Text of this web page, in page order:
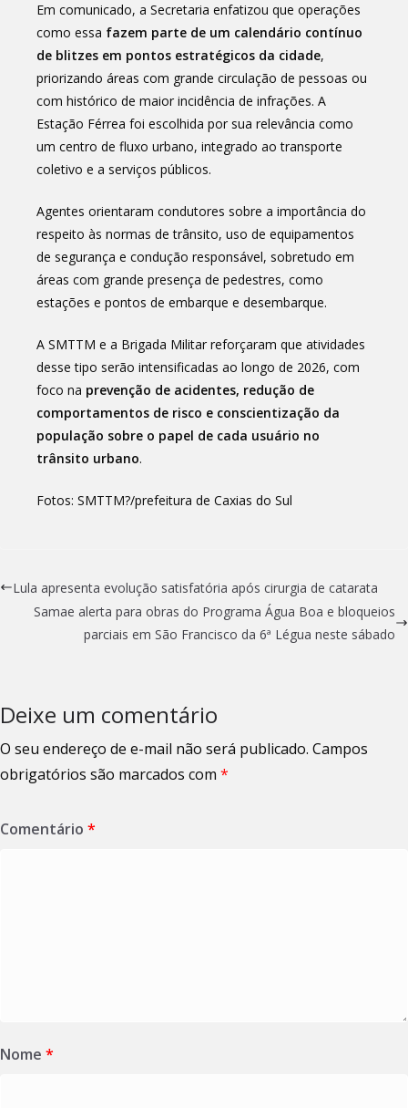
Em comunicado, a Secretaria enfatizou que operações
como essa fazem parte de um calendário contínuo
de blitzes em pontos estratégicos da cidade,
priorizando áreas com grande circulação de pessoas ou
com histórico de maior incidência de infrações. A
Estação Férrea foi escolhida por sua relevância como
um centro de fluxo urbano, integrado ao transporte
coletivo e a serviços públicos.
Agentes orientaram condutores sobre a importância do
respeito às normas de trânsito, uso de equipamentos
de segurança e condução responsável, sobretudo em
áreas com grande presença de pedestres, como
estações e pontos de embarque e desembarque.
A SMTTM e a Brigada Militar reforçaram que atividades
desse tipo serão intensificadas ao longo de 2026, com
foco na prevenção de acidentes, redução de
comportamentos de risco e conscientização da
população sobre o papel de cada usuário no
trânsito urbano.
Fotos: SMTTM?/prefeitura de Caxias do Sul
Lula apresenta evolução satisfatória após cirurgia de catarata
Samae alerta para obras do Programa Água Boa e bloqueios
parciais em São Francisco da 6ª Légua neste sábado
Deixe um comentário
O seu endereço de e-mail não será publicado. Campos
obrigatórios são marcados com *
Comentário *
Nome *